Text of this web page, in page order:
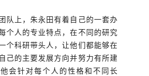
队上，朱永田有着自己的一套办
个人的专业特点，在不同的研究
个科研带头人，让他们都能够在
己的主要发展方向并努力有所建
会针对每个人的性格和不同长